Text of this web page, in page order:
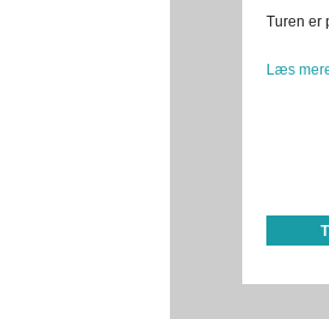
Turen er
Læs